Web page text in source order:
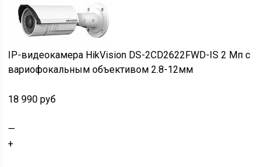
IP-видеокамера HikVision DS-2CD2622FWD-IS 2 Мп c
вариофокальным объективом 2.8-12мм
18 990 руб
—
+